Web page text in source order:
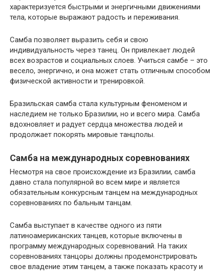
характеризуется быстрыми и энергичными движениями
тела, которые выражают радость и переживания.
Самба позволяет выразить себя и свою
индивидуальность через танец. Он привлекает людей
всех возрастов и социальных слоев. Учиться самбе – это
весело, энергично, и она может стать отличным способом
физической активности и тренировкой.
Бразильская самба стала культурным феноменом и
наследием не только Бразилии, но и всего мира. Самба
вдохновляет и радует сердца множества людей и
продолжает покорять мировые танцполы.
Самба на международных соревнованиях
Несмотря на свое происхождение из Бразилии, самба
давно стала популярной во всем мире и является
обязательным конкурсным танцем на международных
соревнованиях по бальным танцам.
Самба выступает в качестве одного из пяти
латиноамериканских танцев, которые включены в
программу международных соревнований. На таких
соревнованиях танцоры должны продемонстрировать
свое владение этим танцем, а также показать красоту и